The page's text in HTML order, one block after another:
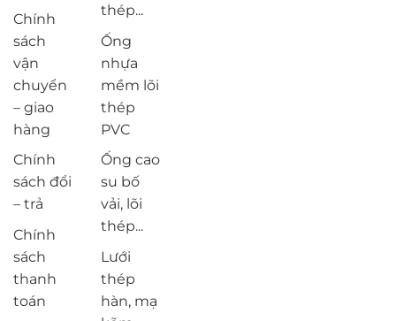
Chính
sách
vận
chuyển
– giao
hàng
Chính
sách đổi
– trả
Chính
sách
thanh
toán
thép...
Ống
nhựa
mềm lõi
thép
PVC
Ống cao
su bố
vải, lõi
thép...
Lưới
thép
hàn, mạ